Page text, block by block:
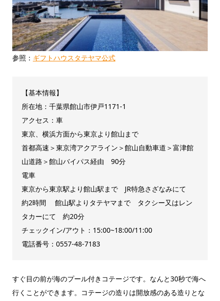
参照： ギフトハウスタテヤマ公式
【基本情報】
所在地：千葉県館山市伊戸1171-1
アクセス：車
東京、横浜方面から東京より館山まで
首都高速＞東京湾アクアライン＞館山自動車道＞富津館
山道路＞館山バイパス経由 90分
電車
東京から東京駅より館山駅まで JR特急さざなみにて
約2時間 館山駅よりタテヤマまで タクシー又はレン
タカーにて 約20分
チェックイン/アウト：15:00~18:00/11:00
電話番号：0557-48-7183
すぐ目の前が海のプール付きコテージです。なんと30秒で海へ
行くことができます。コテージの造りは開放感のある造りとな